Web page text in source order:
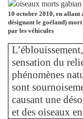
10 octobre 2010, en
désignant le goéland)
par les véhicules
sensation du
phénomènes
sont
causant une
et des oiseaux